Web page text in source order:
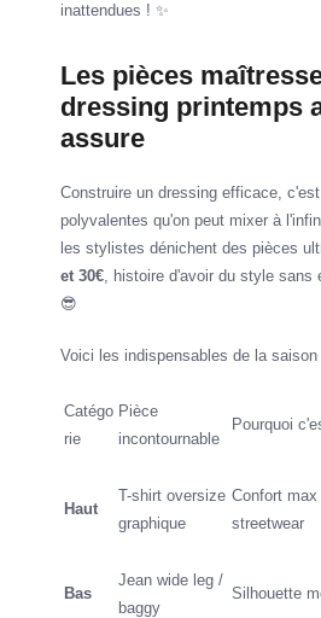
inattendues ! ✨
Les pièces
dressing printemps
assure
Construire un dressing efficace,
polyvalentes qu'on peut mixer à
les stylistes dénichent des pièces
et 30€, histoire d'avoir du style sans
😎
Voici les indispensables de la saison
Catégo
rie
Pièce
incontournable
Pourquoi
Haut
T-shirt oversize
graphique
Confort
streetwear
Bas
Jean wide leg /
baggy
Silhouette